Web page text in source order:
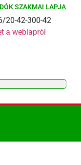
SZAKMAI LAPJA
20-42-300-42
a weblapról